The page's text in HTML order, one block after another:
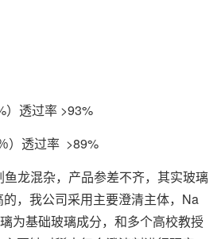
）透过率 >93%
）透过率 >89%
龙混杂，产品参差不齐，其实玻璃
的，我公司采用主要澄清主体，Na
为基础玻璃成分，和多个高校教授